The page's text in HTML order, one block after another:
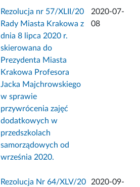
Rezolucja nr 57/XLII/20
Rady Miasta Krakowa z
dnia 8 lipca 2020 r.
skierowana do
Prezydenta Miasta
Krakowa Profesora
Jacka Majchrowskiego
w sprawie
przywrócenia zajęć
dodatkowych w
przedszkolach
samorządowych od
września 2020.
2020-07-
08
Rezolucja Nr 64/XLV/20
2020-09-